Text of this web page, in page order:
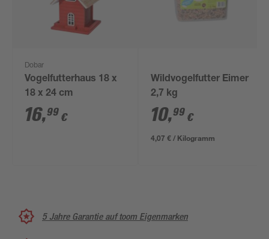
Dobar
Vogelfutterhaus 18 x
18 x 24 cm
16,99 €
Wildvogelfutter Eimer
2,7 kg
10,99 €
4,07 € / Kilogramm
5 Jahre Garantie auf toom Eigenmarken